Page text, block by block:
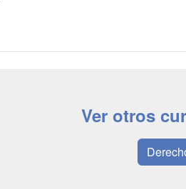
Ver otros